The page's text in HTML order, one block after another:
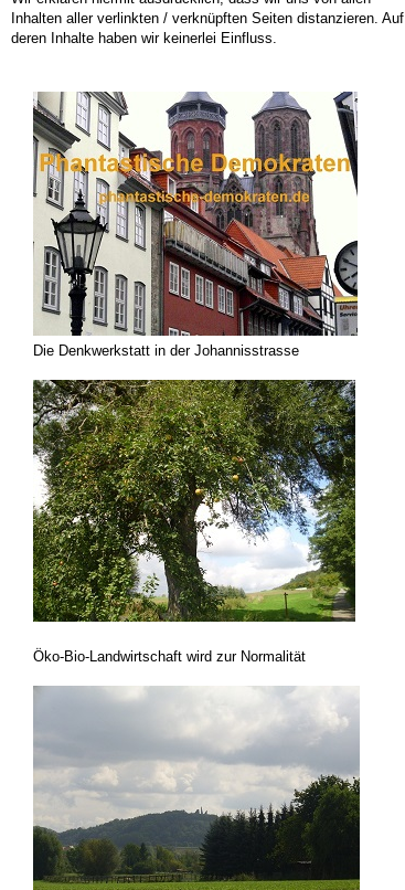
Inhalten aller verlinkten / verknüpften Seiten distanzieren. Auf
deren Inhalte haben wir keinerlei Einfluss.
Die Denkwerkstatt in der Johannisstrasse
Öko-Bio-Landwirtschaft wird zur Normalität